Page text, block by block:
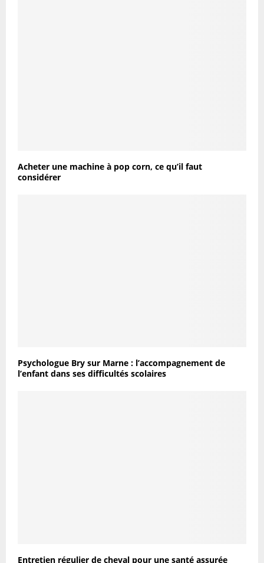
Acheter une machine à pop corn, ce qu’il faut
considérer
Psychologue Bry sur Marne : l’accompagnement de
l’enfant dans ses difficultés scolaires
Entretien régulier de cheval pour une santé assurée